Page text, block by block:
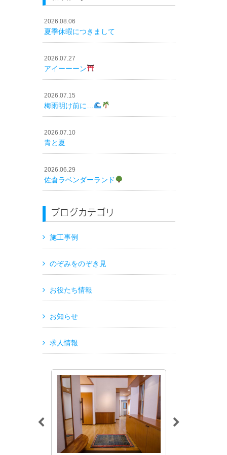
2026.08.06
夏季休暇につきまして
2026.07.27
アイーーーン
2026.07.15
梅雨明け前に…
2026.07.10
青と夏
2026.06.29
佐倉ラベンダーランド
ブログカテゴリ
施工事例
のぞみをのぞき見
お役たち情報
お知らせ
求人情報